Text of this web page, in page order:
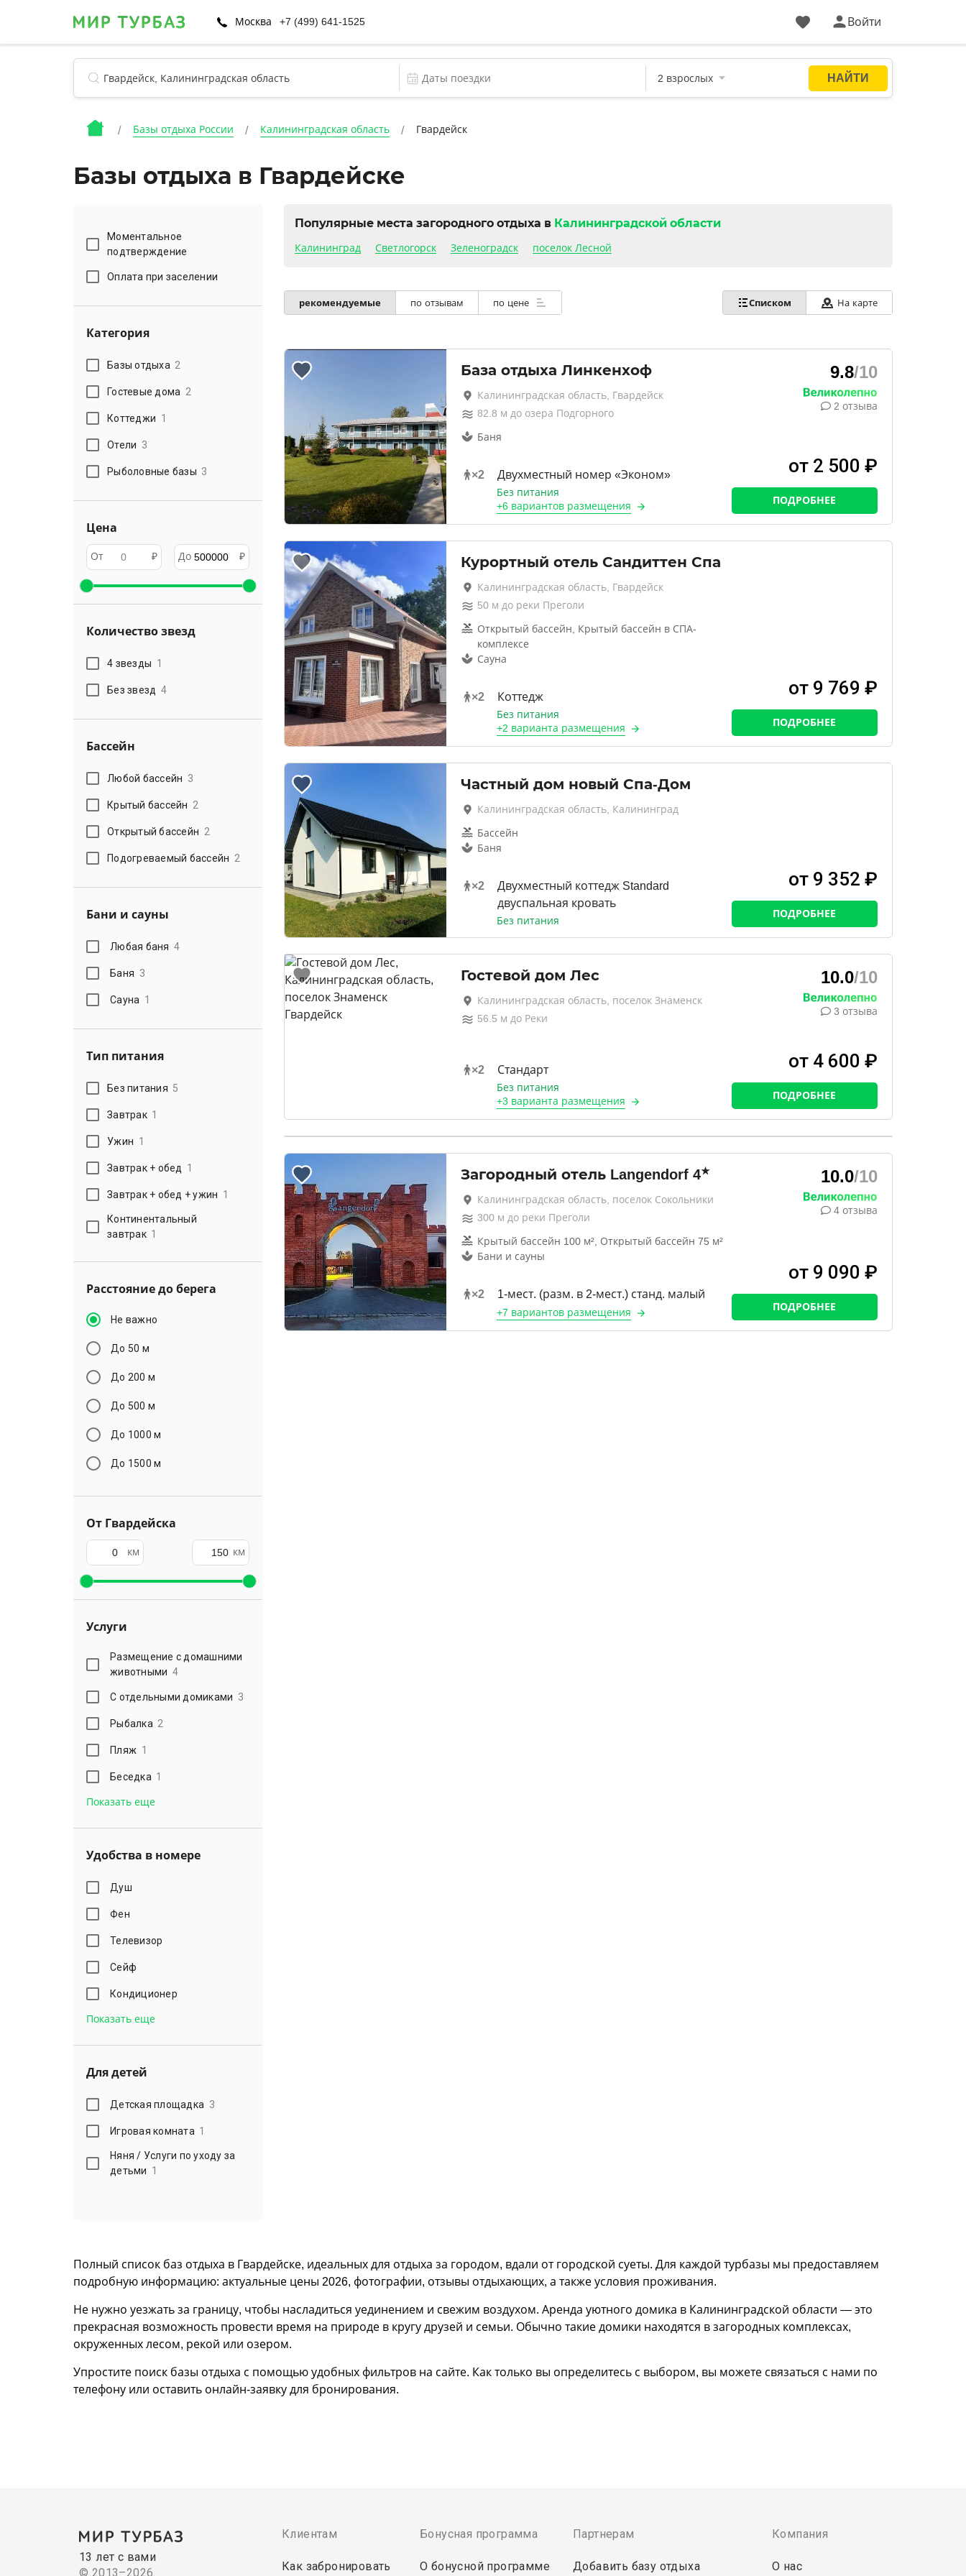
Москва +7 (499) 641-1525 Войти
Базы отдыха России Калининградская область Гвардейск
Базы отдыха в Гвардейске
Моментальное
подтверждение
Оплата при заселении
Категория
Базы отдыха 2
Гостевые дома 2
Коттеджи 1
Отели 3
Рыболовные базы 3
Цена
От ₽ До ₽
Количество звезд
4 звезды 1
Без звезд 4
Бассейн
Любой бассейн 3
Крытый бассейн 2
Открытый бассейн 2
Подогреваемый бассейн 2
Бани и сауны
Любая баня 4
Баня 3
Сауна 1
Тип питания
Без питания 5
Завтрак 1
Ужин 1
Завтрак + обед 1
Завтрак + обед + ужин 1
Континентальный
завтрак 1
Расстояние до берега
Не важно
До 50 м
До 200 м
До 500 м
До 1000 м
До 1500 м
От Гвардейска
км км
Услуги
Размещение с домашними
животными 4
С отдельными домиками 3
Рыбалка 2
Пляж 1
Беседка 1
Показать еще
Удобства в номере
Душ
Фен
Телевизор
Сейф
Кондиционер
Показать еще
Для детей
Детская площадка 3
Игровая комната 1
Няня / Услуги по уходу за
детьми 1
Популярные места загородного отдыха в Калининградской области
Калининград Светлогорск Зеленоградск поселок Лесной
рекомендуемые по отзывам по цене Списком На карте
База отдыха Линкенхоф
Калининградская область, Гвардейск
82.8 м до озера Подгорного
Баня
×2 Двухместный номер «Эконом»
Без питания
+6 вариантовразмещения
9.8/10
2 отзыва
от 2 500 ₽
ПОДРОБНЕЕ
Курортный отель Сандиттен Спа
Калининградская область, Гвардейск
50 м до реки Преголи
Открытый бассейн, Крытый бассейн в СПА-
комплексе
Сауна
×2 Коттедж
Без питания
+2 варианта размещения
от 9 769 ₽
ПОДРОБНЕЕ
Частный дом новый Спа-Дом
Калининградская область, Калининград
Бассейн
Баня
×2
Двухместный коттедж Standard
двуспальная кровать
Без питания
от 9 352 ₽
ПОДРОБНЕЕ
Гостевой дом Лес
Калининградская область, поселок Знаменск
56.5 м до Реки
×2 Стандарт
Без питания
+3 варианта размещения
10.0/10
3 отзыва
от 4 600 ₽
ПОДРОБНЕЕ
Загородный отель Langendorf 4★
Калининградская область, поселок Сокольники
300 м до реки Преголи
Крытый бассейн 100 м², Открытый бассейн 75 м²
Бани и сауны
×2 1-мест. (разм. в 2-мест.) станд. малый
+7 вариантовразмещения
10.0/10
4 отзыва
от 9 090 ₽
ПОДРОБНЕЕ
Полный список баз отдыха в Гвардейске, идеальных для отдыха за городом, вдали от городской суеты. Для каждой турбазы мы предоставляем
подробную информацию: актуальные цены 2026, фотографии, отзывы отдыхающих, а также условия проживания.
Не нужно уезжать за границу, чтобы насладиться уединением и свежим воздухом. Аренда уютного домика в Калининградской области — это
прекрасная возможность провести время на природе в кругу друзей и семьи. Обычно такие домики находятся в загородных комплексах,
окруженных лесом, рекой или озером.
Упростите поиск базы отдыха с помощью удобных фильтров на сайте. Как только вы определитесь с выбором, вы можете связаться с нами по
телефону или оставить онлайн-заявку для бронирования.
13 лет с вами
© 2013–2026
Клиентам
Как забронировать
Бонусная программа
О бонусной программе
Партнерам
Добавить базу отдыха
Компания
О нас